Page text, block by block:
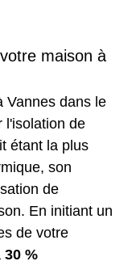
maison à
Vannes dans le
l'isolation de
étant la plus
son
de
En initiant un
de votre
30 %